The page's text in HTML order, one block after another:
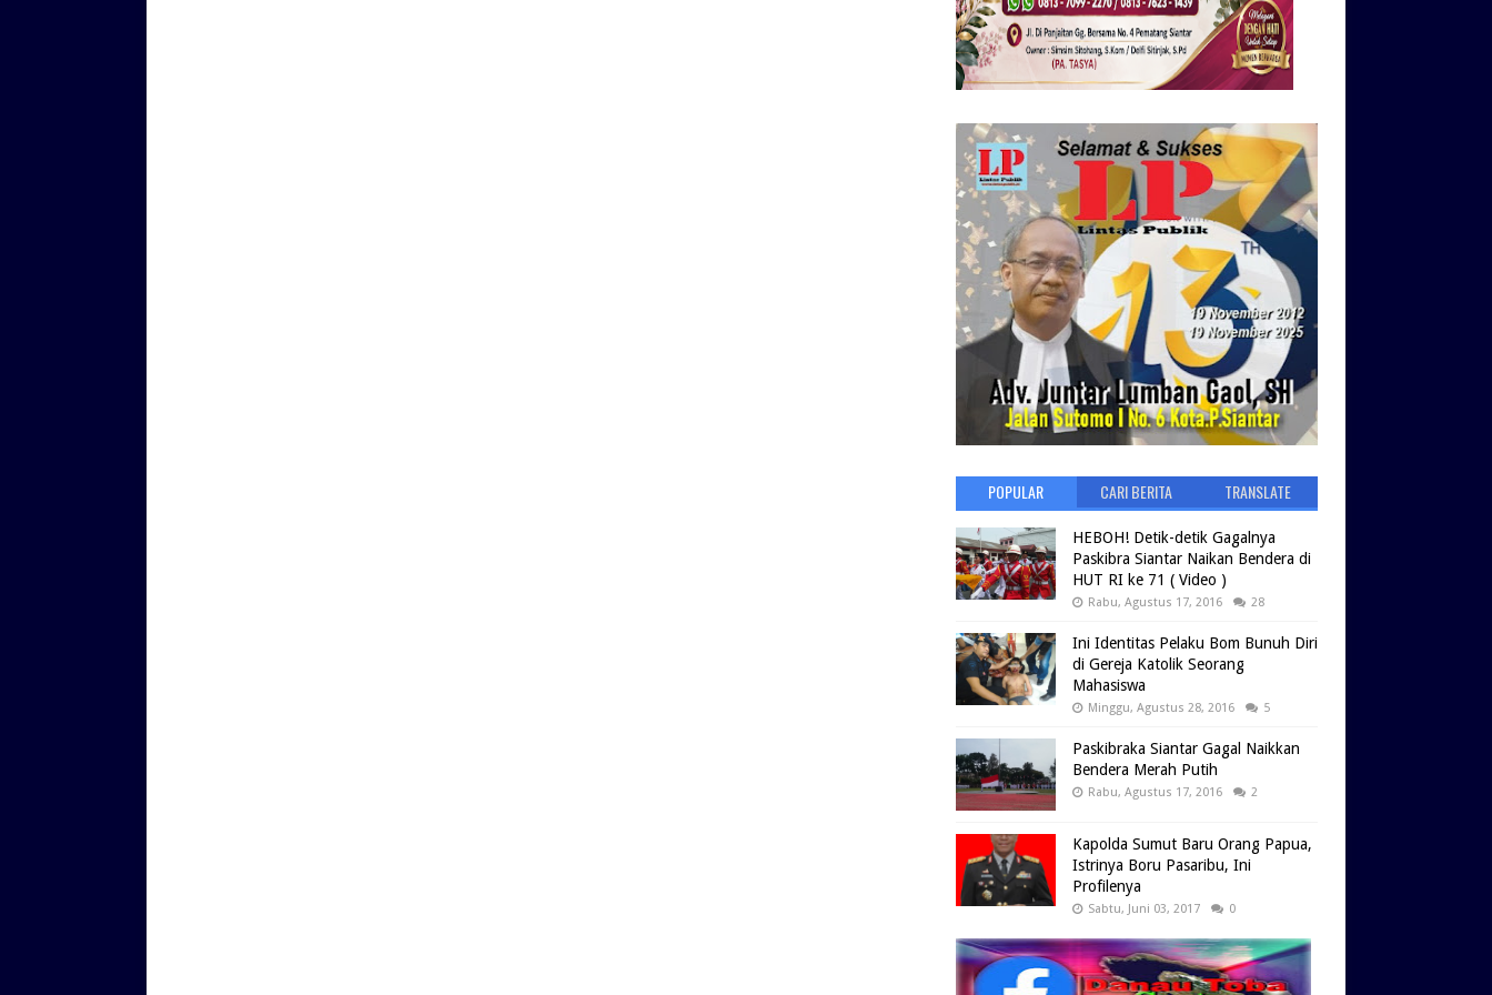
POPULAR CARI BERITA TRANSLATE
HEBOH! Detik-detik Gagalnya
Paskibra Siantar Naikan Bendera di
HUT RI ke 71 ( Video )
Rabu, Agustus 17, 2016 28
Ini Identitas Pelaku Bom Bunuh Diri
di Gereja Katolik Seorang
Mahasiswa
Minggu, Agustus 28, 2016 5
Paskibraka Siantar Gagal Naikkan
Bendera Merah Putih
Rabu, Agustus 17, 2016 2
Kapolda Sumut Baru Orang Papua,
Istrinya Boru Pasaribu, Ini
Profilenya
Sabtu, Juni 03, 2017 0